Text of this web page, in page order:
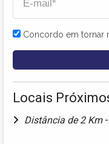
Concordo em tornar
Locais
Distância de 2 Km -